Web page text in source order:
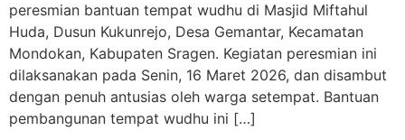
peresmian bantuan tempat wudhu di Masjid Miftahul
Huda, Dusun Kukunrejo, Desa Gemantar, Kecamatan
Mondokan, Kabupaten Sragen. Kegiatan peresmian ini
dilaksanakan pada Senin, 16 Maret 2026, dan disambut
dengan penuh antusias oleh warga setempat. Bantuan
pembangunan tempat wudhu ini […]